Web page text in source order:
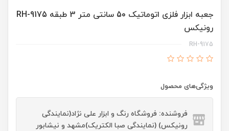
جعبه ابزار فلزی اتوماتیک 50 سانتی متر 3 طبقه RH-9175
رونیکس
RH-9175
ویژگی‌های محصول
فروشنده: فروشگاه رنگ و ابزار علی نژاد(نمایندگی
رونیکس) (نمایندگی صبا الکتریک)مشهد و نیشابور